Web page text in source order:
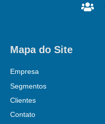
Mapa do Site
Empresa
Segmentos
Clientes
Contato